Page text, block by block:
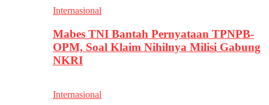
Internasional
Mabes TNI Bantah Pernyataan TPNPB-
OPM, Soal Klaim Nihilnya Milisi Gabung
NKRI
Internasional